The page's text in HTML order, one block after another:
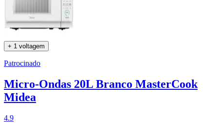
+ 1 voltagem
Patrocinado
Micro-Ondas 20L Branco MasterCook
Midea
4.9